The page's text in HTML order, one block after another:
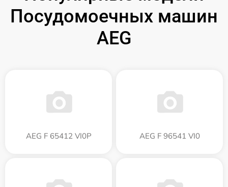
Посудомоечных машин
AEG
AEG F 65412 VI0P AEG F 96541 VI0